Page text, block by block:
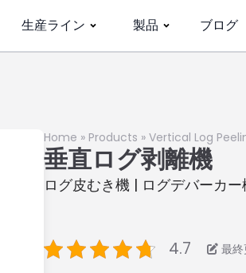
生産ライン 製品 ブログ
Home » Products » Vertical Log
垂直ログ剥離機
ログ皮むき機 | ログデバーカー
4.7 最